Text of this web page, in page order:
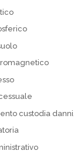
custodia danni…